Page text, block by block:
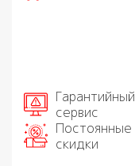
Гарантийный
сервис
Постоянные
скидки